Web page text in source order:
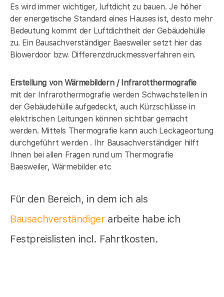
Es wird immer wichtiger, luftdicht zu bauen. Je höher
der energetische Standard eines Hauses ist, desto mehr
Bedeutung kommt der Luftdichtheit der Gebäudehülle
zu. Ein Bausachverständiger Baesweiler setzt hier das
Blowerdoor bzw. Differenzdruckmessverfahren ein.
Erstellung von Wärmebildern / Infrarotthermografie
mit der Infrarothermografie werden Schwachstellen in
der Gebäudehülle aufgedeckt, auch Kürzschlüsse in
elektrischen Leitungen können sichtbar gemacht
werden. Mittels Thermografie kann auch Leckageortung
durchgeführt werden . Ihr Bausachverständiger hilft
Ihnen bei allen Fragen rund um Thermografie
Baesweiler, Wärmebilder etc
Für den Bereich, in dem ich als
Bausachverständigerarbeite habe ich
Festpreislisten incl. Fahrtkosten.